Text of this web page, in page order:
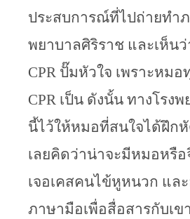
ประสบการณ์ที่ไปถ่ายทำ
พยาบาลศิริราช และเห็น
CPR ปั๊มหัวใจ เพราะหม
CPR เป็น ดังนั้น ทางโรง
นี้ไว้ให้หมอที่สนใจได้ฝึก
เลยคิดว่าน่าจะมีหมอหรื
เจอเคสคนไข้หูหนวก แล
ภาษามือเพื่อสื่อสารกับเข